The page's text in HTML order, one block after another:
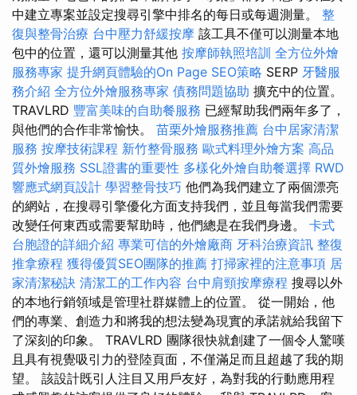
中建立專案並設定搜尋引擎中排名的每日或每週測量。 整
復與整骨治療 台中壓力舒緩按摩 該工具不僅可以測量本地
包中的位置，還可以測量其他 按摩師執照培訓 全方位外燴
服務專家 提升網頁體驗的On Page SEO策略 SERP 牙醫服
務介紹 全方位外燴服務專家 債務問題協助 擴充中的位置。
TRAVLRD 豐富美味的自助餐服務 已經幫助我們兩年多了，
與他們的合作非常愉快。 苗栗外燴服務推薦 台中居家清潔
服務 按摩技術課程 新竹整骨服務 歐式料理外燴方案 高品
質外燴服務 SSL證書的重要性 多樣化外燴自助餐選擇 RWD
響應式網頁設計 學習整骨技巧 他們為我們建立了兩個漂亮
的網站，在搜尋引擎優化方面支持我們，並且每當我們需要
改變任何東西或需要幫助時，他們總是在我們身邊。 卡式
台胞證的詳細介紹 專業可信的外燴廠商 牙科治療資訊 整復
推拿療程 獲得優質SEO團隊的推薦 打掃家裡的注意事項 居
家清潔秘訣 清潔工的工作內容 台中肩頸按摩療程 搜尋以外
的本地行銷領域是管理社群媒體上的位置。 從一開始，他
們的專業、創造力和將我的想法變為現實的承諾就給我留下
了深刻的印象。 TRAVLRD 團隊很快就創建了一個令人驚嘆
且具有視覺吸引力的登陸頁面，不僅滿足而且超越了我的期
望。 該設計既引人注目又用戶友好，為對我的行動應用程